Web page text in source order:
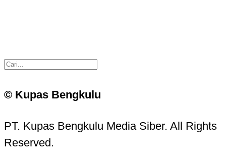
© Kupas Bengkulu
PT. Kupas Bengkulu Media Siber. All Rights
Reserved.